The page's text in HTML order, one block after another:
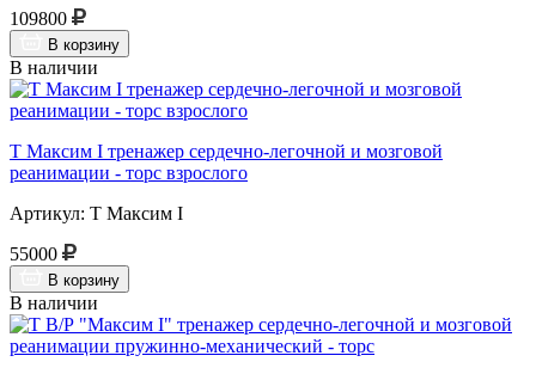
109800
В корзину
В наличии
Т Максим I тренажер сердечно-легочной и мозговой
реанимации - торс взрослого
Артикул: Т Максим I
55000
В корзину
В наличии